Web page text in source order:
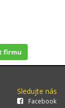
firmu
Sledujte nás
Facebook